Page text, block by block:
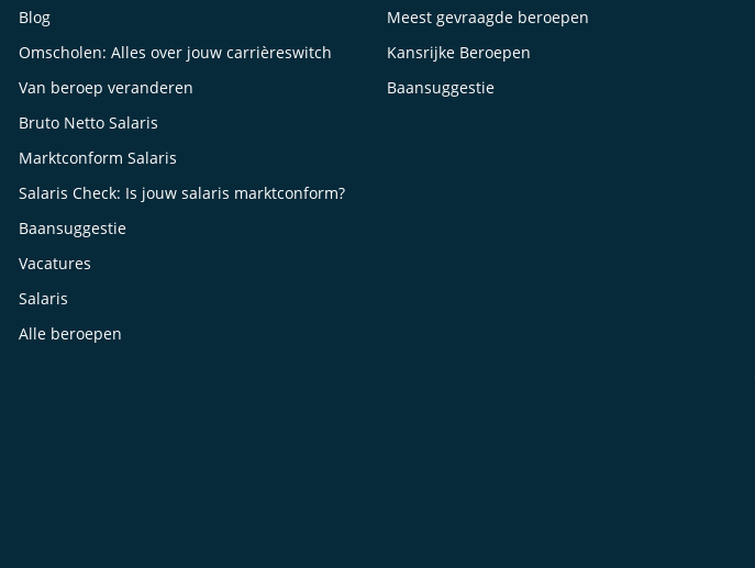
Blog
Omscholen: Alles over jouw carrièreswitch
Van beroep veranderen
Bruto Netto Salaris
Marktconform Salaris
Salaris Check: Is jouw salaris marktconform?
Baansuggestie
Vacatures
Salaris
Alle beroepen
Meest gevraagde beroepen
Kansrijke Beroepen
Baansuggestie